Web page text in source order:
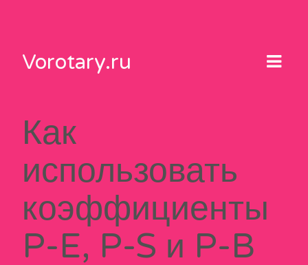
contentVorotary.ru
Как
использовать
коэффициенты
P-E, P-S и P-B